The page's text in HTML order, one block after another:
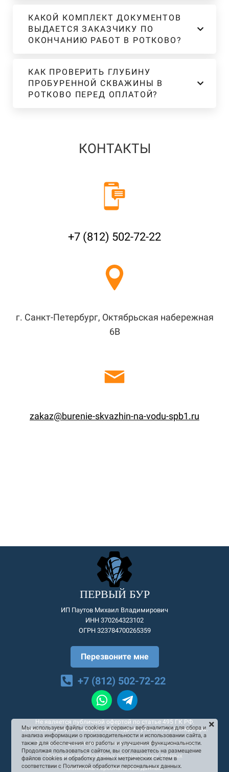
КАКОЙ КОМПЛЕКТ ДОКУМЕНТОВ
ВЫДАЕТСЯ ЗАКАЗЧИКУ ПО
ОКОНЧАНИЮ РАБОТ В РОТКОВО?
КАК ПРОВЕРИТЬ ГЛУБИНУ
ПРОБУРЕННОЙ СКВАЖИНЫ В
РОТКОВО ПЕРЕД ОПЛАТОЙ?
КОНТАКТЫ
+7 (812) 502-72-22
г. Санкт-Петербург, Октябрьская набережная
6В
zakaz@burenie-skvazhin-na-vodu-spb1.ru
ПЕРВЫЙ БУР
ИП Паутов Михаил Владимирович
ИНН 370264323102
ОГРН 323784700265359
Перезвоните мне
+7 (812) 502-72-22
Не является публичной офертой по статье 495 ГК РФ.
Стоимость услуг и товаров необходимо уточнять у менеджера.
Согласие на рекламную и информационную рассылку
Согласие на обработку персональных данных
Политика персональных данных
Мы используем файлы cookies и сервисы веб-аналитики для сбора и
анализа информации о производительности и использовании сайта, а
также для обеспечения его работы и улучшения функциональности.
Продолжая пользоваться сайтом, вы соглашаетесь на размещение
файлов cookies и обработку данных метрических систем в
соответствии с Политикой обработки персональных данных.